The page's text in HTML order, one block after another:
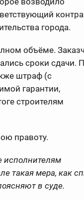
города.
объёме.
сроки сдачи.
штраф (с
гарантии,
строителям
правоту.
исполнителям
такая мера, как
в суде.